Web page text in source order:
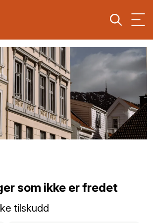
som ikke er fredet
tilskudd